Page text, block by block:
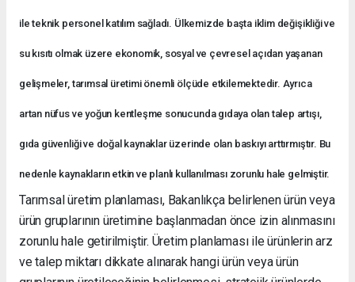
ile teknik personel katılım sağladı. Ülkemizde başta iklim değişikliği ve
su kısıtı olmak üzere ekonomik, sosyal ve çevresel açıdan yaşanan
gelişmeler, tarımsal üretimi önemli ölçüde etkilemektedir. Ayrıca
artan nüfus ve yoğun kentleşme sonucunda gıdaya olan talep artışı,
gıda güvenliği ve doğal kaynaklar üzerinde olan baskıyı arttırmıştır. Bu
nedenle kaynakların etkin ve planlı kullanılması zorunlu hale gelmiştir.
Tarımsal üretim planlaması, Bakanlıkça belirlenen ürün veya
ürün gruplarının üretimine başlanmadan önce izin alınmasını
zorunlu hale getirilmiştir. Üretim planlaması ile ürünlerin arz
ve talep miktarı dikkate alınarak hangi ürün veya ürün